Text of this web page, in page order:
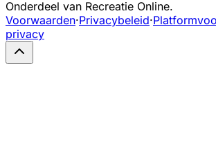
Onderdeel van Recreatie Online.
Voorwaarden·Privacybeleid·
privacy